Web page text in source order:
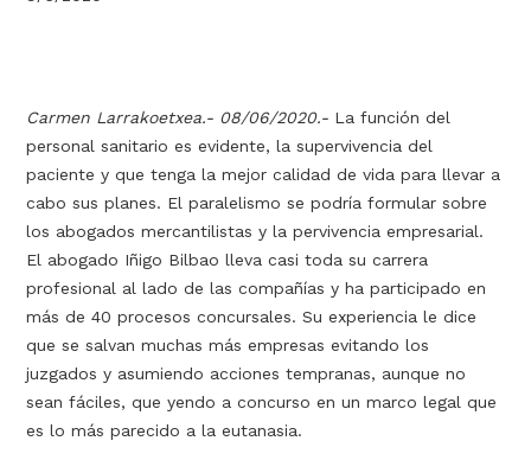
Carmen Larrakoetxea.- 08/06/2020.- La función del
personal sanitario es evidente, la supervivencia del
paciente y que tenga la mejor calidad de vida para llevar a
cabo sus planes. El paralelismo se podría formular sobre
los abogados mercantilistas y la pervivencia empresarial.
El abogado Iñigo Bilbao lleva casi toda su carrera
profesional al lado de las compañías y ha participado en
más de 40 procesos concursales. Su experiencia le dice
que se salvan muchas más empresas evitando los
juzgados y asumiendo acciones tempranas, aunque no
sean fáciles, que yendo a concurso en un marco legal que
es lo más parecido a la eutanasia.